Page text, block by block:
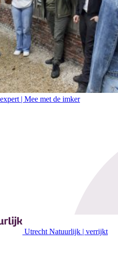
| Mee met de imker
Utrecht Natuurlijk | verrijkt